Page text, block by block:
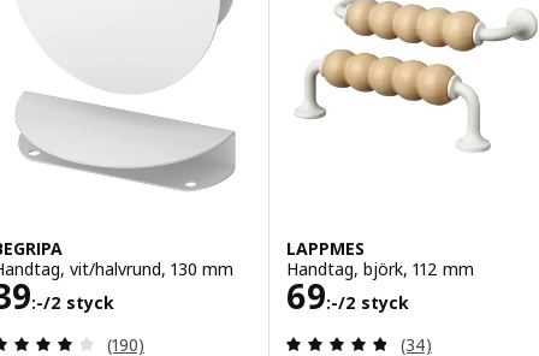
vit/halvrund, 130 mm
:-/2 styck
39:-/2 styck
Recensera: 3.9 utav 5 stjärnor. Totalt antal
(190)
LAPPMES
Handtag, björk, 112 mm
69:-/2 styck
Pris 69:-/2
Recensera:
(34)